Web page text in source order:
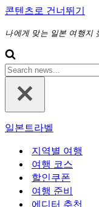
콘텐츠로 건너뛰기
나에게 맞는 일본 여행지
다
음
검
기...
일본트라벨
지역별 여행
여행 코스
할인쿠폰
여행 준비
에디터 추천